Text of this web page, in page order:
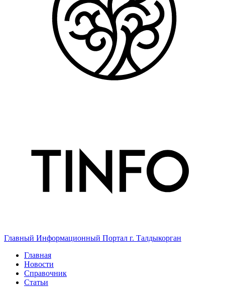
Главный Информационный Портал г. Талдыкорган
Главная
Новости
Справочник
Статьи